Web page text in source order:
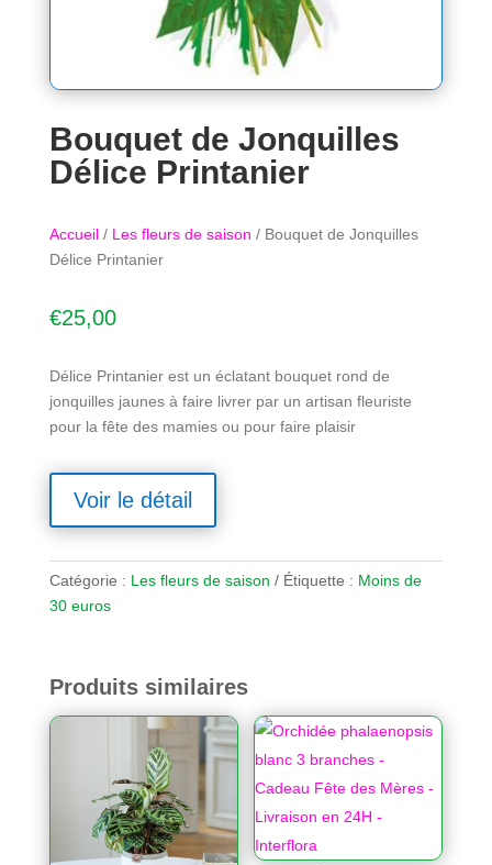
Bouquet de Jonquilles
Délice Printanier
Accueil/ Les fleurs de saison / Bouquet de Jonquilles
Délice Printanier
€25,00
Délice Printanier est un éclatant bouquet rond de
jonquilles jaunes à faire livrer par un artisan fleuriste
pour la fête des mamies ou pour faire plaisir
Voir le détail
Catégorie : Les fleurs de saison Étiquette : Moins de
30 euros
Produits similaires